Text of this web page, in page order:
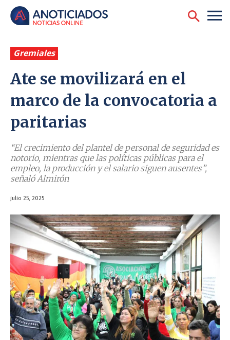
Gremiales
Ate se movilizará en el
marco de la convocatoria a
paritarias
‘‘El crecimiento del plantel de personal de seguridad es
notorio, mientras que las políticas públicas para el
empleo, la producción y el salario siguen ausentes”,
señaló Almirón
julio 25, 2025